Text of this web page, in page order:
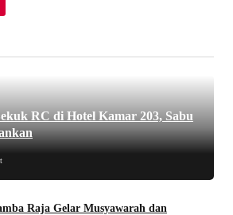
RC di Hotel Kamar 203, Sabu
Raja Gelar Musyawarah dan